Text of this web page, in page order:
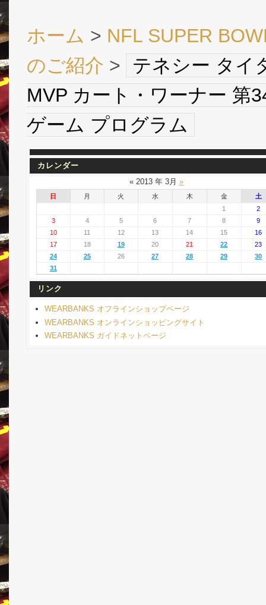
ホーム > NFL SUPER
のご紹介 >
テネシー タイ
MVP カート・ワーナー 第
ゲーム プログラム
カレンダー
« 2013 年 3月 »
日 月 火 水 木 金
土
1
2
3
4 5 6 7 8
9
10
11 12 13 14 15
16
17
18 19 20 21 22
23
24
25 26 27 28 29
30
31
リンク
WEARBANKS オフラインショップページ
WEARBANKS オンラインショッピングサイト
WEARBANKS ガイドネットページ